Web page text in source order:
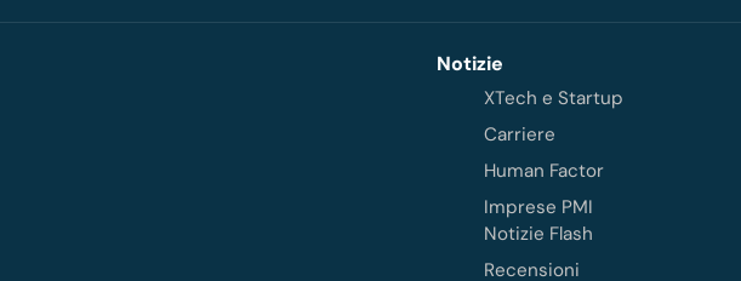
Notizie
XTech e Startup
Carriere
Human Factor
Imprese PMI
Notizie Flash
Recensioni